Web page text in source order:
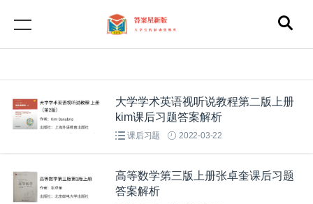
大学学术英语视听说教程第二版上册
kim课后习题答案解析
课后习题 2022-03-22
高等数学第三版上册张卓奎课后习题
答案解析